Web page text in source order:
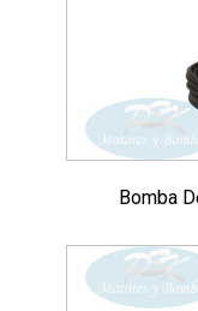
Bomba